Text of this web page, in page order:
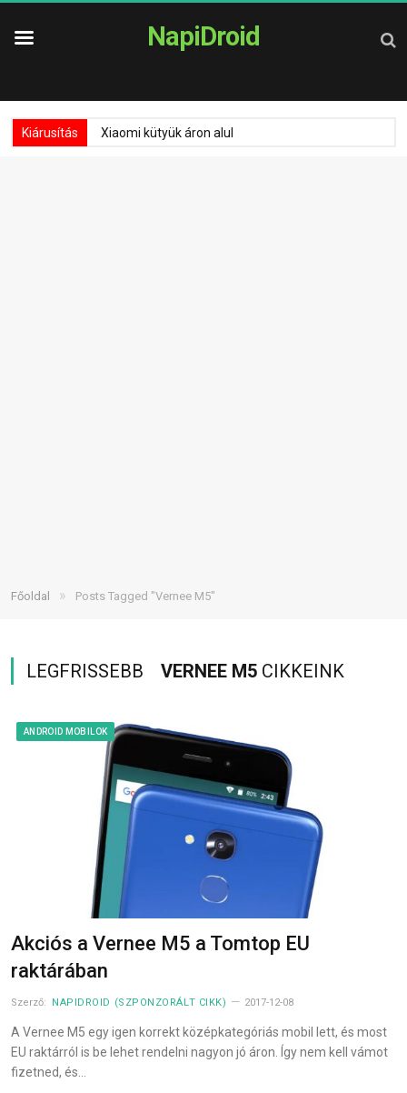
NapiDroid
Kiárusítás Xiaomi kütyük áron alul
Főoldal » Posts Tagged "Vernee M5"
LEGFRISSEBB VERNEE M5 CIKKEINK
ANDROID MOBILOK
Akciós a Vernee M5 a Tomtop EU
raktárában
Szerző: NAPIDROID (SZPONZORÁLT CIKK) 2017-12-08
A Vernee M5 egy igen korrekt középkategóriás mobil lett, és most
EU raktárról is be lehet rendelni nagyon jó áron. Így nem kell vámot
fizetned, és…